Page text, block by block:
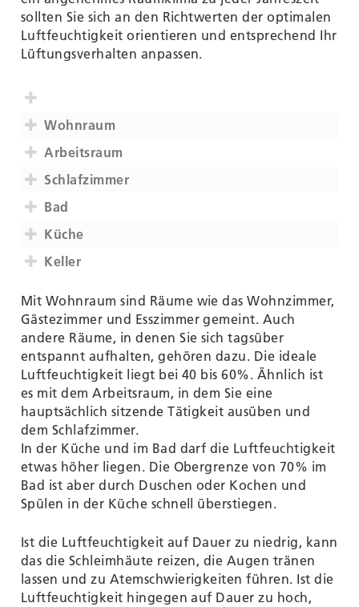
sollten Sie sich an den Richtwerten der optimalen
Luftfeuchtigkeit orientieren und entsprechend Ihr
Lüftungsverhalten anpassen.
Wohnraum
Arbeitsraum
Schlafzimmer
Bad
Küche
Keller
Mit Wohnraum sind Räume wie das Wohnzimmer,
Gästezimmer und Esszimmer gemeint. Auch
andere Räume, in denen Sie sich tagsüber
entspannt aufhalten, gehören dazu. Die ideale
Luftfeuchtigkeit liegt bei 40 bis 60%. Ähnlich ist
es mit dem Arbeitsraum, in dem Sie eine
hauptsächlich sitzende Tätigkeit ausüben und
dem Schlafzimmer.
In der Küche und im Bad darf die Luftfeuchtigkeit
etwas höher liegen. Die Obergrenze von 70% im
Bad ist aber durch Duschen oder Kochen und
Spülen in der Küche schnell überstiegen.
Ist die Luftfeuchtigkeit auf Dauer zu niedrig, kann
das die Schleimhäute reizen, die Augen tränen
lassen und zu Atemschwierigkeiten führen. Ist die
Luftfeuchtigkeit hingegen auf Dauer zu hoch,